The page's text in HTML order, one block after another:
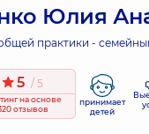
Юлия
практики -
5 / 5
на основе
отзывов
принимает
детей